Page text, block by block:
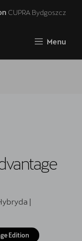
CUPRA Bydgoszcz
Menu
|
Edition